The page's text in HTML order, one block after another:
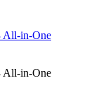
All-in-One
All-in-One